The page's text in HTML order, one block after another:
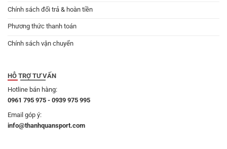
Chính sách đổi trả & hoàn tiền
Phương thức thanh toán
Chính sách vận chuyển
HỖ TRỢ TƯ VẤN
Hotline bán hàng:
0961 795 975 - 0939 975 995
Email góp ý:
info@thanhquansport.com